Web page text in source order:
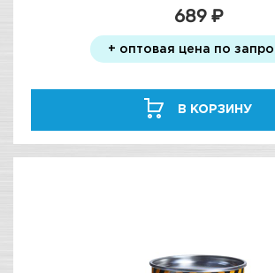
689 ₽
+ оптовая цена по
В КОРЗИНУ